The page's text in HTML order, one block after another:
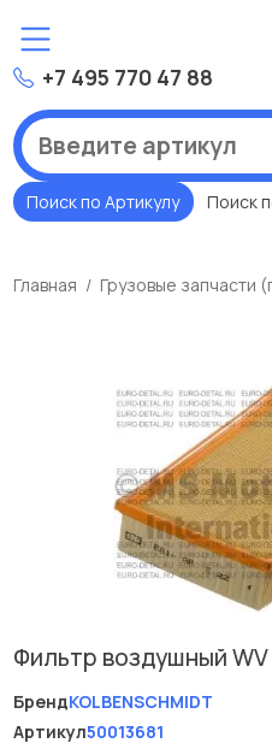
+7 495 770 47 88
Поиск по Артикулу Поиск
Главная Грузовые запчасти
Фильтр воздушный
БрендKOLBENSCHMIDT
Артикул50013681